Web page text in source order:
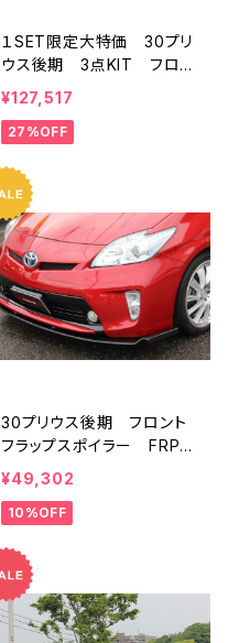
１SET限定大特価 30プリ
ウス後期 3点KIT フロン
ト/サイド/リアフラップスポ
イラー FRP ミネルバVe
r.GT
¥127,517
27%OFF
30プリウス後期 フロント
フラップスポイラー FRP
ミネルバVer.GT
¥49,302
10%OFF